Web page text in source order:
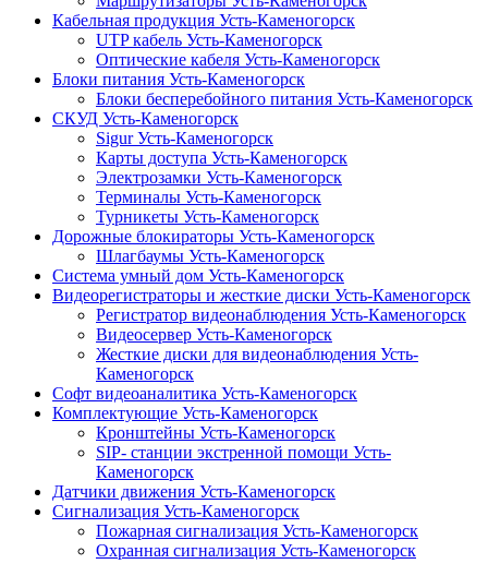
Кабельная продукция Усть-Каменогорск
UTP кабель Усть-Каменогорск
Оптические кабеля Усть-Каменогорск
Блоки питания Усть-Каменогорск
Блоки бесперебойного питания Усть-Каменогорск
СКУД Усть-Каменогорск
Sigur Усть-Каменогорск
Карты доступа Усть-Каменогорск
Электрозамки Усть-Каменогорск
Терминалы Усть-Каменогорск
Турникеты Усть-Каменогорск
Дорожные блокираторы Усть-Каменогорск
Шлагбаумы Усть-Каменогорск
Система умный дом Усть-Каменогорск
Видеорегистраторы и жесткие диски Усть-Каменогорск
Регистратор видеонаблюдения Усть-Каменогорск
Видеосервер Усть-Каменогорск
Жесткие диски для видеонаблюдения Усть-
Каменогорск
Софт видеоаналитика Усть-Каменогорск
Комплектующие Усть-Каменогорск
Кронштейны Усть-Каменогорск
SIP- станции экстренной помощи Усть-
Каменогорск
Датчики движения Усть-Каменогорск
Сигнализация Усть-Каменогорск
Пожарная сигнализация Усть-Каменогорск
Охранная сигнализация Усть-Каменогорск